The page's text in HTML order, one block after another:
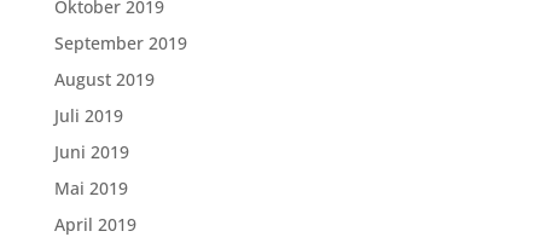
Oktober 2019
September 2019
August 2019
Juli 2019
Juni 2019
Mai 2019
April 2019